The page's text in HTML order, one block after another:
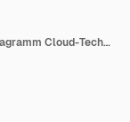
Geschäftsmann mit Cloud-Computing-Diagramm Cloud-Technologie Datenspeicherung Netzwerk- und Internetdienstkonzeptx9